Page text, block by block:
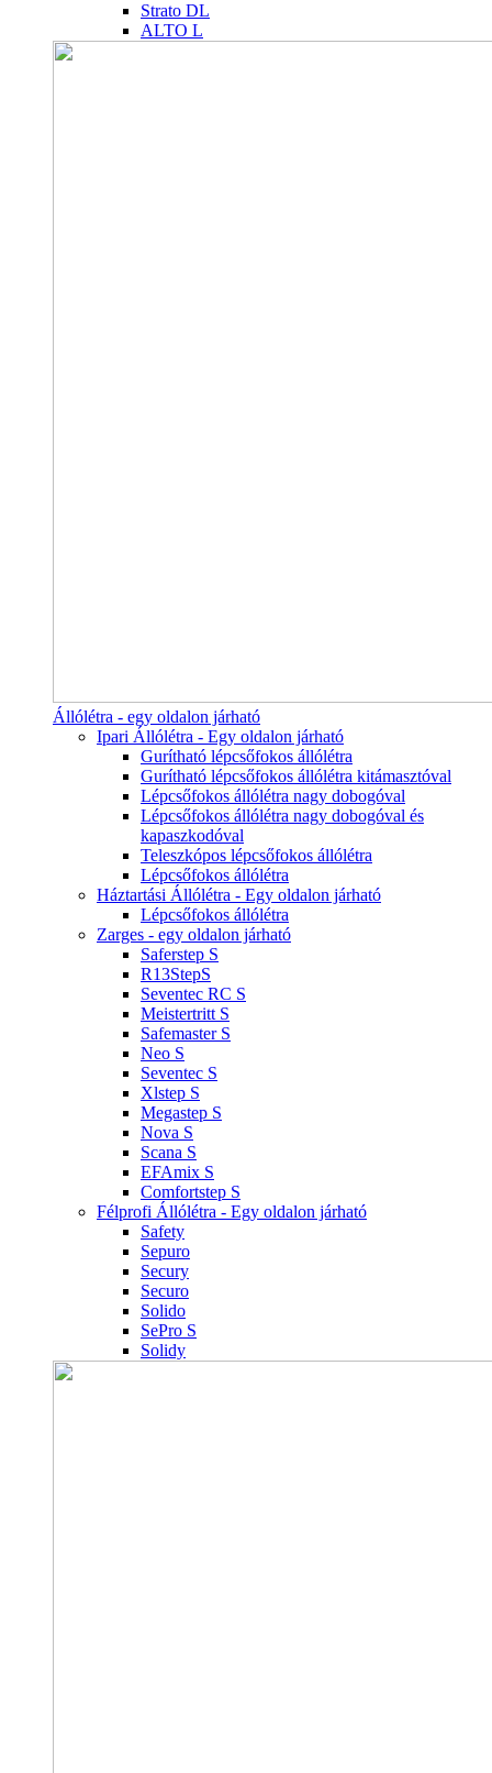
Strato DL
ALTO L
Állólétra - egy oldalon járható
Ipari Állólétra - Egy oldalon járható
Gurítható lépcsőfokos állólétra
Gurítható lépcsőfokos állólétra kitámasztóval
Lépcsőfokos állólétra nagy dobogóval
Lépcsőfokos állólétra nagy dobogóval és
kapaszkodóval
Teleszkópos lépcsőfokos állólétra
Lépcsőfokos állólétra
Háztartási Állólétra - Egy oldalon járható
Lépcsőfokos állólétra
Zarges - egy oldalon járható
Saferstep S
R13StepS
Seventec RC S
Meistertritt S
Safemaster S
Neo S
Seventec S
Xlstep S
Megastep S
Nova S
Scana S
EFAmix S
Comfortstep S
Félprofi Állólétra - Egy oldalon járható
Safety
Sepuro
Secury
Securo
Solido
SePro S
Solidy